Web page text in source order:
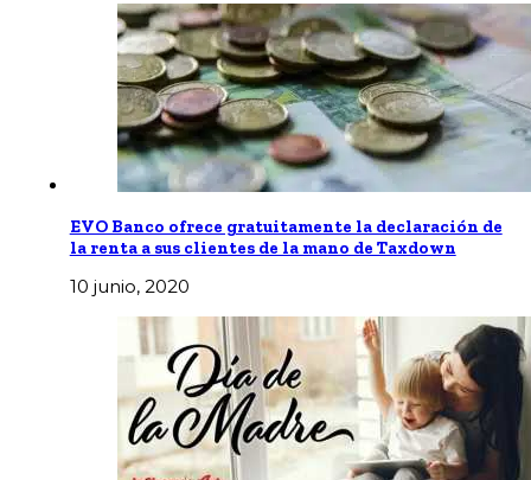
EVO Banco ofrece gratuitamente la declaración de
la renta a sus clientes de la mano de Taxdown
10 junio, 2020